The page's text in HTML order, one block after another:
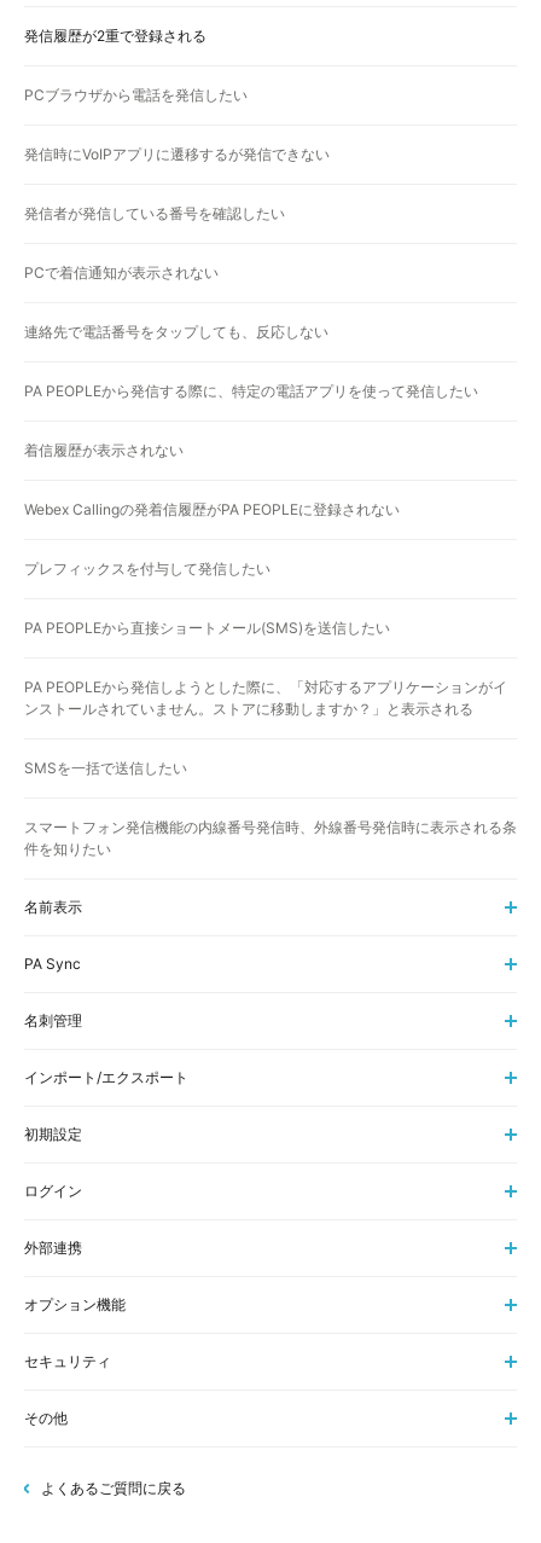
発信履歴が2重で登録される
PCブラウザから電話を発信したい
発信時にVoIPアプリに遷移するが発信できない
発信者が発信している番号を確認したい
PCで着信通知が表示されない
連絡先で電話番号をタップしても、反応しない
PA PEOPLEから発信する際に、特定の電話アプリを使って発信したい
着信履歴が表示されない
Webex Callingの発着信履歴がPA PEOPLEに登録されない
プレフィックスを付与して発信したい
PA PEOPLEから直接ショートメール(SMS)を送信したい
PA PEOPLEから発信しようとした際に、「対応するアプリケーションがイ
ンストールされていません。ストアに移動しますか？」と表示される
SMSを一括で送信したい
スマートフォン発信機能の内線番号発信時、外線番号発信時に表示される条
件を知りたい
名前表示
PA Sync
名刺管理
インポート/エクスポート
初期設定
ログイン
外部連携
オプション機能
セキュリティ
その他
よくあるご質問に戻る